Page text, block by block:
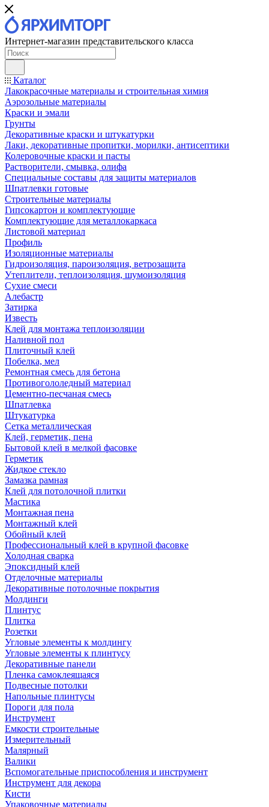
Интернет-магазин представительского класса
Каталог
Лакокрасочные материалы и строительная химия
Аэрозольные материалы
Краски и эмали
Грунты
Декоративные краски и штукатурки
Лаки, декоративные пропитки, морилки, антисептики
Колеровочные краски и пасты
Растворители, смывка, олифа
Специальные составы для защиты материалов
Шпатлевки готовые
Строительные материалы
Гипсокартон и комплектующие
Комплектующие для металлокаркаса
Листовой материал
Профиль
Изоляционные материалы
Гидроизоляция, пароизоляция, ветрозащита
Утеплители, теплоизоляция, шумоизоляция
Сухие смеси
Алебастр
Затирка
Известь
Клей для монтажа теплоизоляции
Наливной пол
Плиточный клей
Побелка, мел
Ремонтная смесь для бетона
Противогололедный материал
Цементно-песчаная смесь
Шпатлевка
Штукатурка
Сетка металлическая
Клей, герметик, пена
Бытовой клей в мелкой фасовке
Герметик
Жидкое стекло
Замазка рамная
Клей для потолочной плитки
Мастика
Монтажная пена
Монтажный клей
Обойный клей
Профессиональный клей в крупной фасовке
Холодная сварка
Эпоксидный клей
Отделочные материалы
Декоративные потолочные покрытия
Молдинги
Плинтус
Плитка
Розетки
Угловые элементы к молдингу
Угловые элементы к плинтусу
Декоративные панели
Пленка самоклеящаяся
Подвесные потолки
Напольные плинтусы
Пороги для пола
Инструмент
Емкости строительные
Измерительный
Малярный
Валики
Вспомогательные приспособления и инструмент
Инструмент для декора
Кисти
Упаковочные материалы